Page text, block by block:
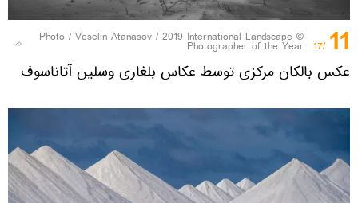
11
/17
© Photo /
Veselin Atanasov / 2019 International Landscape
Photographer of the Year
عکس بالکان مرکزی توسط عکاس بلغاری وسلین آتاناسوف